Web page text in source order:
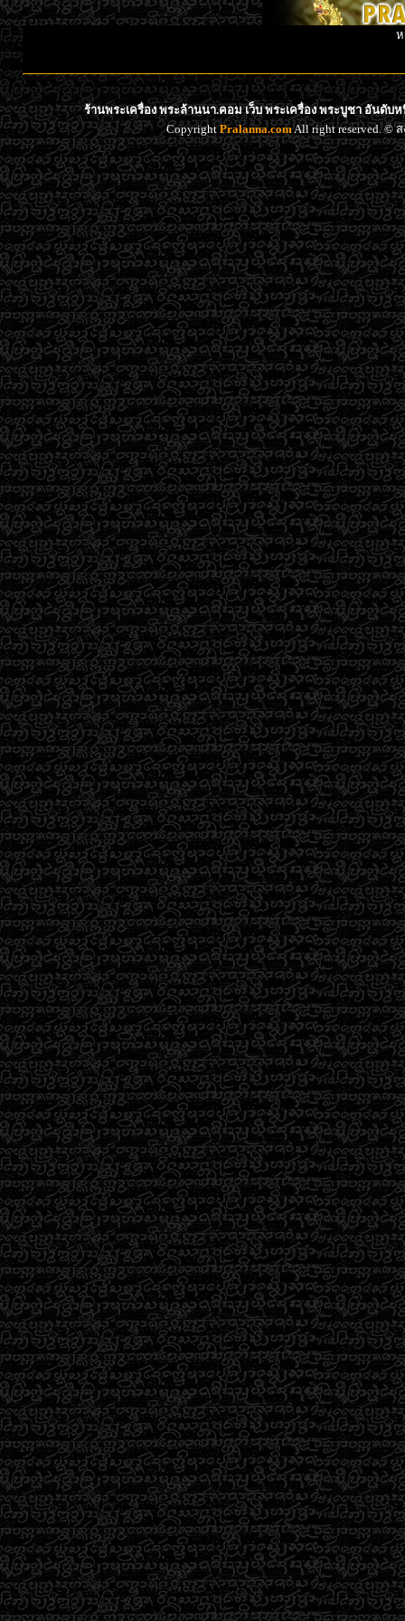
ร้านพระเครื่อง พระล้านนา.คอม เว็บ พระเครื่อง พระบูชา อันดับ
CopyrightPralanna.comAll right reserved. ©